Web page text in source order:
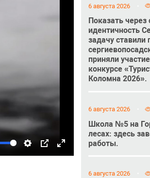
6 августа 2026
Показать через
идентичность
задачу ставили
приняли
конкурсе
Коломна 2026».
6 августа 2026
Школа №5 на
лесах: здесь
работы.
6 августа 2026